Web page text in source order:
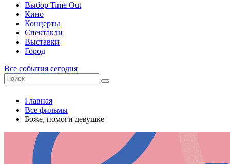
Выбор Time Out
Кино
Концерты
Спектакли
Выставки
Город
Все события сегодня
Главная
Все фильмы
Боже, помоги девушке